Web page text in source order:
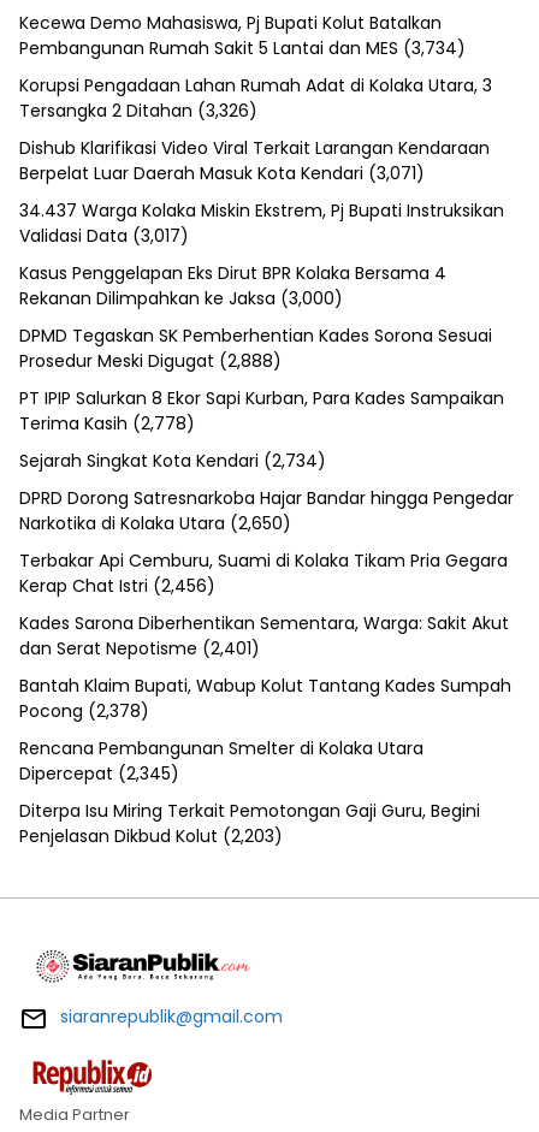
Kecewa Demo Mahasiswa, Pj Bupati Kolut Batalkan
Pembangunan Rumah Sakit 5 Lantai dan MES (3,734)
Korupsi Pengadaan Lahan Rumah Adat di Kolaka Utara, 3
Tersangka 2 Ditahan (3,326)
Dishub Klarifikasi Video Viral Terkait Larangan Kendaraan
Berpelat Luar Daerah Masuk Kota Kendari (3,071)
34.437 Warga Kolaka Miskin Ekstrem, Pj Bupati Instruksikan
Validasi Data (3,017)
Kasus Penggelapan Eks Dirut BPR Kolaka Bersama 4
Rekanan Dilimpahkan ke Jaksa (3,000)
DPMD Tegaskan SK Pemberhentian Kades Sorona Sesuai
Prosedur Meski Digugat (2,888)
PT IPIP Salurkan 8 Ekor Sapi Kurban, Para Kades Sampaikan
Terima Kasih (2,778)
Sejarah Singkat Kota Kendari (2,734)
DPRD Dorong Satresnarkoba Hajar Bandar hingga Pengedar
Narkotika di Kolaka Utara (2,650)
Terbakar Api Cemburu, Suami di Kolaka Tikam Pria Gegara
Kerap Chat Istri (2,456)
Kades Sarona Diberhentikan Sementara, Warga: Sakit Akut
dan Serat Nepotisme (2,401)
Bantah Klaim Bupati, Wabup Kolut Tantang Kades Sumpah
Pocong (2,378)
Rencana Pembangunan Smelter di Kolaka Utara
Dipercepat (2,345)
Diterpa Isu Miring Terkait Pemotongan Gaji Guru, Begini
Penjelasan Dikbud Kolut (2,203)
siaranrepublik@gmail.com
Media Partner